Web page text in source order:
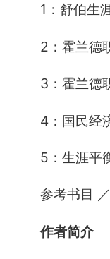
1：舒伯生涯
2：霍兰德职
3：霍兰德职
4：国民经
5：生涯平
参考书目 ／
作者简介